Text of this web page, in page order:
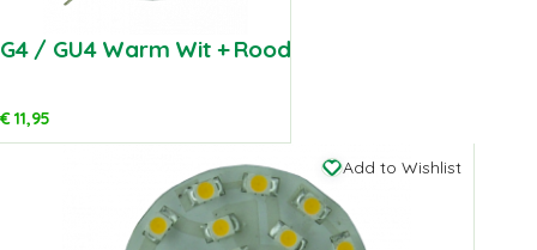
G4 / GU4 Warm Wit + Rood
€11,95
Add to Wishlist